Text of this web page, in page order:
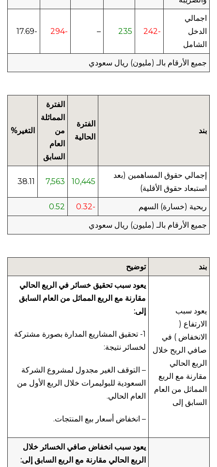
اجمالي
الدخل
الشامل
-242
235
–
-294
-17.69
جميع الأرقام بالـ (مليون) ريال سعودي
بند
الفترة
الحالية
الفترة
المماثلة
من
العام
السابق
التغير%
إجمالي حقوق المساهمين (بعد
استبعاد حقوق الأقلية)
10,445
7,563
38.11
ربحية (خسارة) السهم -0.32
0.52
جميع الأرقام بالـ (مليون) ريال سعودي
بند توضيح
يعود سبب
الارتفاع (
الانخفاض ) في
صافي الربح خلال
الربع الحالي
مقارنة مع الربع
المماثل من العام
السابق إلى
يعود سبب تحقيق خسائر في الربع الحالي
مقارنة مع الربع المماثل من العام السابق
إلى:
1- تحقيق المشاريع المدارة بصورة مشتركة
لخسائر نتيجة:
– التوقف الغير مجدول لمشروع الشركة
السعودية للبوليمرات خلال الربع الأول من
العام الحالي.
– انخفاض أسعار بيع المنتجات.
يعود سبب انخفاض صافي الخسائر خلال
الربع الحالي مقارنة مع الربع السابق إلى: